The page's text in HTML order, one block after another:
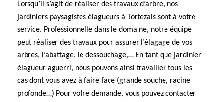
Lorsqu’il s’agit de réaliser des travaux d’arbre, nos
jardiniers paysagistes élagueurs à Tortezais sont à votre
service. Professionnelle dans le domaine, notre équipe
peut réaliser des travaux pour assurer l’élagage de vos
arbres, l’abattage, le dessouchage,… En tant que jardinier
élagueur aguerri, nous pouvons ainsi travailler tous les
cas dont vous avez à faire face (grande souche, racine
profonde…) Pour votre demande, vous pouvez contacter